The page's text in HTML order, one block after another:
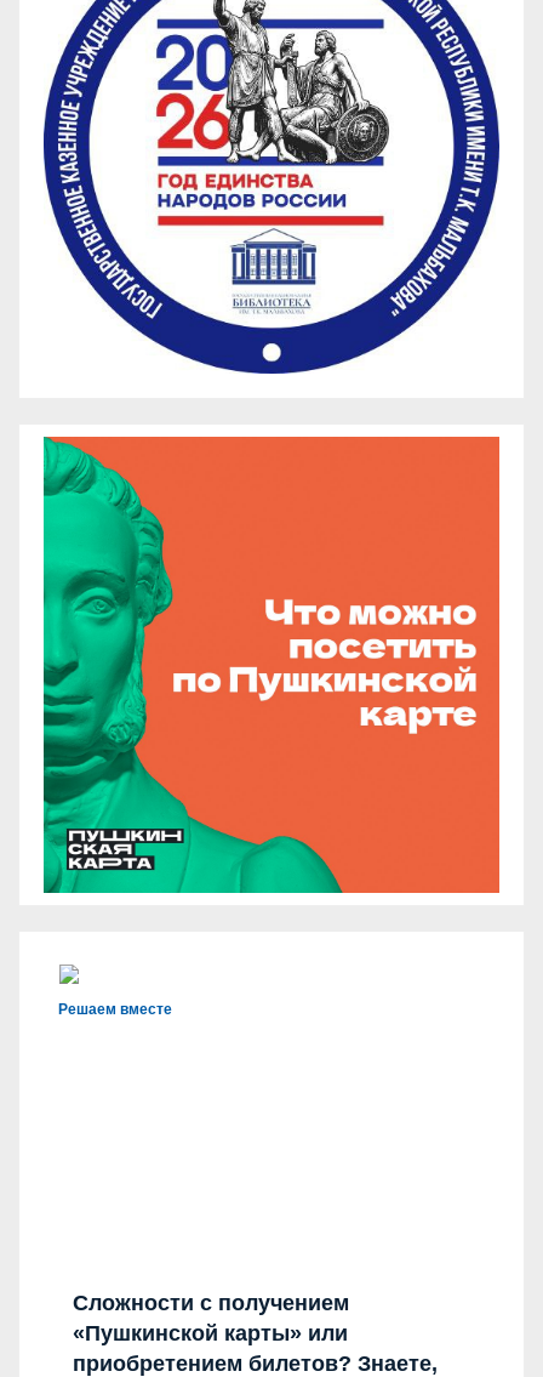
Решаем вместе
Сложности с получением
«Пушкинской карты» или
приобретением билетов? Знаете,